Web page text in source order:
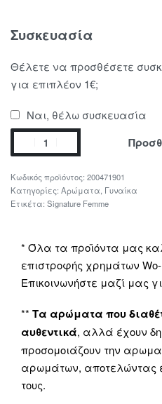
Συσκευασία
Θέλετε να προσθέσετε
για επιπλέον 1€;
Ναι, θέλω συσκευασία
200471901
Κατηγορίες: Αρώματα, Γυναίκα
Ετικέτα: Signature Femme
* Όλα τα προϊόντα μας
επιστροφής χρημάτων Wo-
Επικοινωνήστε μαζί μας
** Τα αρώματα που
αυθεντικά, αλλά έχουν
προσομοιάζουν την
αρωμάτων, αποτελώντας
τους.